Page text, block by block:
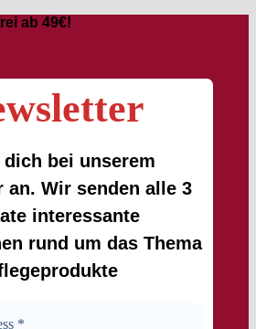
ab 49€!
dich bei unserem
an. Wir senden alle 3
interessante
rund um das Thema